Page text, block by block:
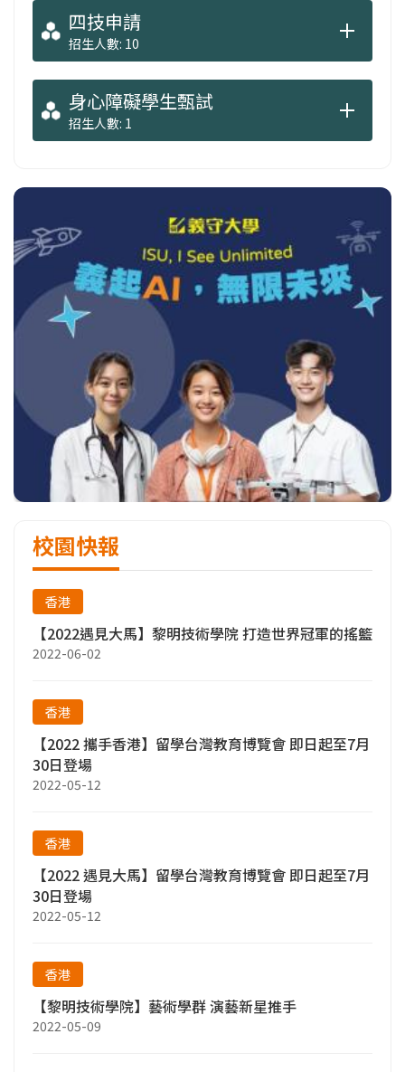
四技申請
招生人數: 10
身心障礙學生甄試
招生人數: 1
校園快報
香港
【2022遇見大馬】黎明技術學院 打造世界冠軍的搖籃
2022-06-02
香港
【2022 攜手香港】留學台灣教育博覽會 即日起至7月
30日登場
2022-05-12
香港
【2022 遇見大馬】留學台灣教育博覽會 即日起至7月
30日登場
2022-05-12
香港
【黎明技術學院】藝術學群 演藝新星推手
2022-05-09